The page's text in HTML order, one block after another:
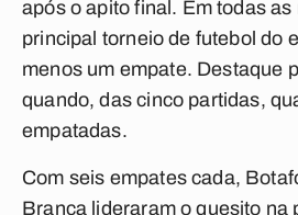
após o apito final. Em todas
principal torneio de futebol do
menos um empate. Destaque
quando, das cinco partidas,
empatadas.
Com seis empates cada,
Branca lideraram o quesito na